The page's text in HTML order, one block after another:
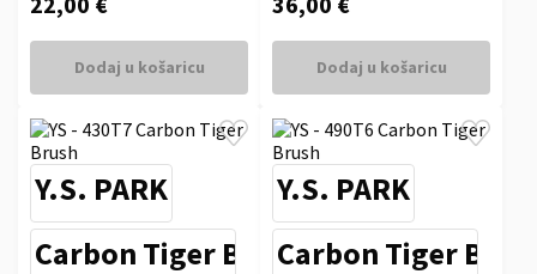
Dodaj u košaricu Dodaj u košaricu
Y.S. PARK
Carbon Tiger Brush
Y.S. PARK
Carbon Tiger